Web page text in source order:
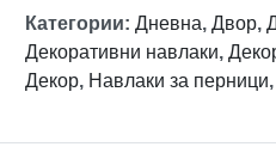
Категории: Дневна, Двор,
Декоративни навлаки,
Декор, Навлаки за перници,